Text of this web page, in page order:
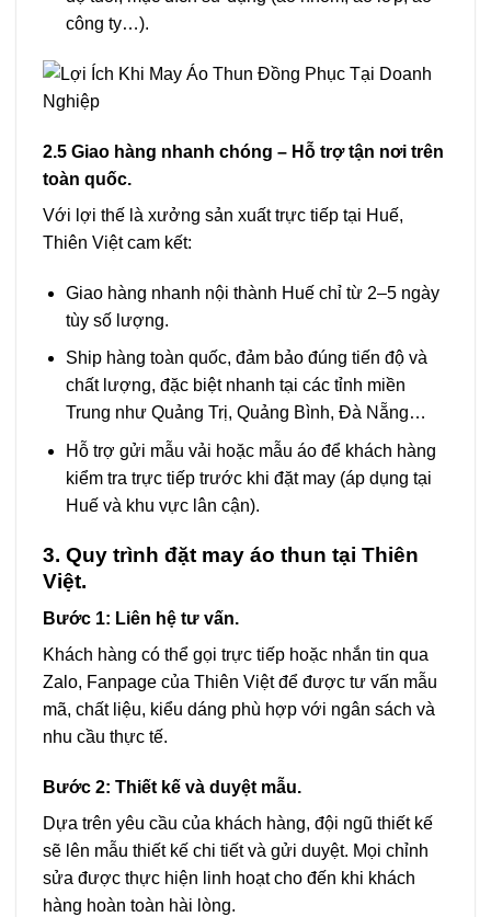
công ty…).
2.5 Giao hàng nhanh chóng – Hỗ trợ tận nơi trên
toàn quốc.
Với lợi thế là xưởng sản xuất trực tiếp tại Huế,
Thiên Việt cam kết:
Giao hàng nhanh nội thành Huế chỉ từ 2–5 ngày
tùy số lượng.
Ship hàng toàn quốc, đảm bảo đúng tiến độ và
chất lượng, đặc biệt nhanh tại các tỉnh miền
Trung như Quảng Trị, Quảng Bình, Đà Nẵng…
Hỗ trợ gửi mẫu vải hoặc mẫu áo để khách hàng
kiểm tra trực tiếp trước khi đặt may (áp dụng tại
Huế và khu vực lân cận).
3. Quy trình đặt may áo thun tại Thiên
Việt.
Bước 1: Liên hệ tư vấn.
Khách hàng có thể gọi trực tiếp hoặc nhắn tin qua
Zalo, Fanpage của Thiên Việt để được tư vấn mẫu
mã, chất liệu, kiểu dáng phù hợp với ngân sách và
nhu cầu thực tế.
Bước 2: Thiết kế và duyệt mẫu.
Dựa trên yêu cầu của khách hàng, đội ngũ thiết kế
sẽ lên mẫu thiết kế chi tiết và gửi duyệt. Mọi chỉnh
sửa được thực hiện linh hoạt cho đến khi khách
hàng hoàn toàn hài lòng.